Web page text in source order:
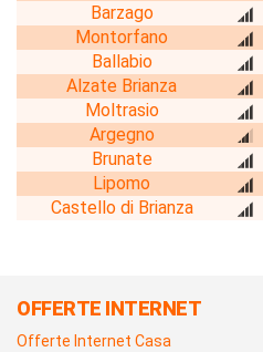
Barzago
Montorfano
Ballabio
Alzate Brianza
Moltrasio
Argegno
Brunate
Lipomo
Castello di Brianza
OFFERTE INTERNET
Offerte Internet Casa